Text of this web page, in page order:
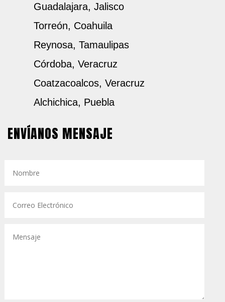
Guadalajara, Jalisco
Torreón, Coahuila
Reynosa, Tamaulipas
Córdoba, Veracruz
Coatzacoalcos, Veracruz
Alchichica, Puebla
ENVÍANOS MENSAJE